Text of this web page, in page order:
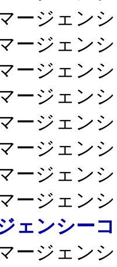
ージェンシ
ージェンシ
ージェンシ
ージェンシ
ージェンシ
ージェンシ
ージェンシ
ージェンシ
ンシーコ
ージェンシ